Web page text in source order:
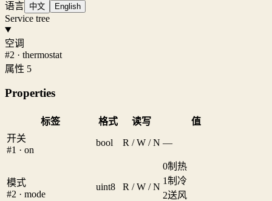
语言 中文 English
Service tree
空调
#2 · thermostat
属性 5
Properties
标签 格式 读写
值
开关
#1 · on
bool R / W / N —
模式
#2 · mode
uint8 R / W / N
0制热
1制冷
2送风